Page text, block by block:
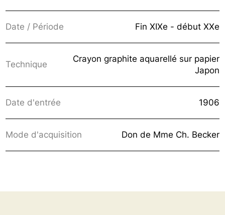
Date / Période Fin XIXe - début XXe
Technique
Crayon graphite aquarellé sur papier
Japon
Date d'entrée 1906
Mode d'acquisition Don de Mme Ch. Becker